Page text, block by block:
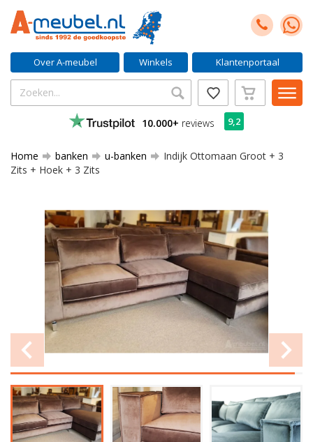
Over A-meubel Winkels Klantenportaal
10.000+ reviews 9,2
Home banken u-banken
Indijk Ottomaan Groot + 3
Zits + Hoek + 3 Zits